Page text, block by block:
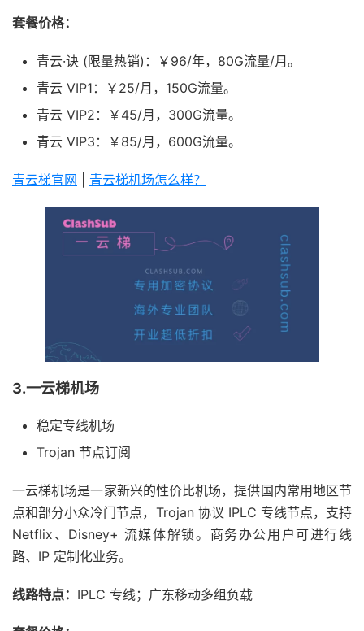
套餐价格：
青云·诀 (限量热销)：￥96/年，80G流量/月。
青云 VIP1：￥25/月，150G流量。
青云 VIP2：￥45/月，300G流量。
青云 VIP3：￥85/月，600G流量。
青云梯官网 青云梯机场怎么样？
3.一云梯机场
稳定专线机场
Trojan 节点订阅
一云梯机场是一家新兴的性价比机场，提供国内常用地区节
点和部分小众冷门节点，Trojan 协议 IPLC 专线节点，支持
Netflix、Disney+ 流媒体解锁。商务办公用户可进行线
路、IP 定制化业务。
线路特点： IPLC 专线；广东移动多组负载